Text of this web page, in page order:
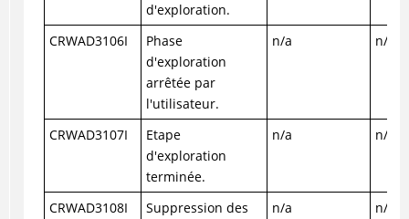
d'exploration.
CRWAD3106I
Phase
d'exploration
arrêtée par
l'utilisateur.
n/a n/a
CRWAD3107I
Etape
d'exploration
terminée.
n/a n/a
CRWAD3108I
Suppression des
n/a n/a